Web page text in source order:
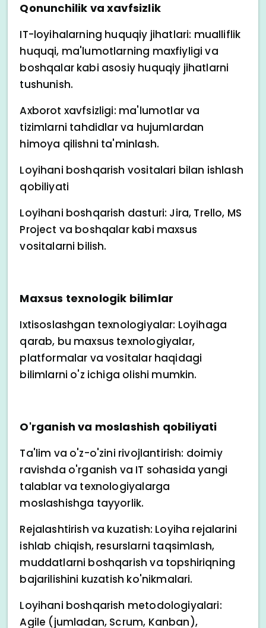
Qonunchilik va xavfsizlik
IT-loyihalarning huquqiy jihatlari: mualliflik
huquqi, ma'lumotlarning maxfiyligi va
boshqalar kabi asosiy huquqiy jihatlarni
tushunish.
Axborot xavfsizligi: ma'lumotlar va
tizimlarni tahdidlar va hujumlardan
himoya qilishni ta'minlash.
Loyihani boshqarish vositalari bilan ishlash
qobiliyati
Loyihani boshqarish dasturi: Jira, Trello, MS
Project va boshqalar kabi maxsus
vositalarni bilish.
Maxsus texnologik bilimlar
Ixtisoslashgan texnologiyalar: Loyihaga
qarab, bu maxsus texnologiyalar,
platformalar va vositalar haqidagi
bilimlarni o'z ichiga olishi mumkin.
O'rganish va moslashish qobiliyati
Ta'lim va o'z-o'zini rivojlantirish: doimiy
ravishda o'rganish va IT sohasida yangi
talablar va texnologiyalarga
moslashishga tayyorlik.
Rejalashtirish va kuzatish: Loyiha rejalarini
ishlab chiqish, resurslarni taqsimlash,
muddatlarni boshqarish va topshiriqning
bajarilishini kuzatish ko'nikmalari.
Loyihani boshqarish metodologiyalari:
Agile (jumladan, Scrum, Kanban),